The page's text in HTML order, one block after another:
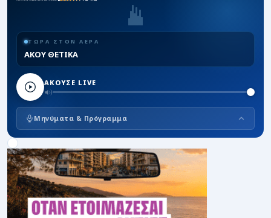
ΤΩΡΑ ΣΤΟΝ ΑΕΡΑ
ΑΚΟΥ ΘΕΤΙΚΑ
ΑΚΟΥΣΕ LIVE
Μηνύματα & Πρόγραμμα